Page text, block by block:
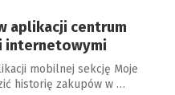
aplikacji centrum
internetowymi
mobilnej sekcję Moje
historię zakupów w …